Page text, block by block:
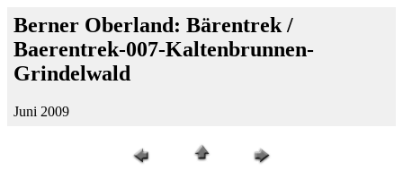
Berner Oberland: Bärentrek /
Baerentrek-007-Kaltenbrunnen-
Grindelwald
Juni 2009